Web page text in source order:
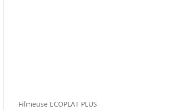
Filmeuse ECOPLAT PLUS